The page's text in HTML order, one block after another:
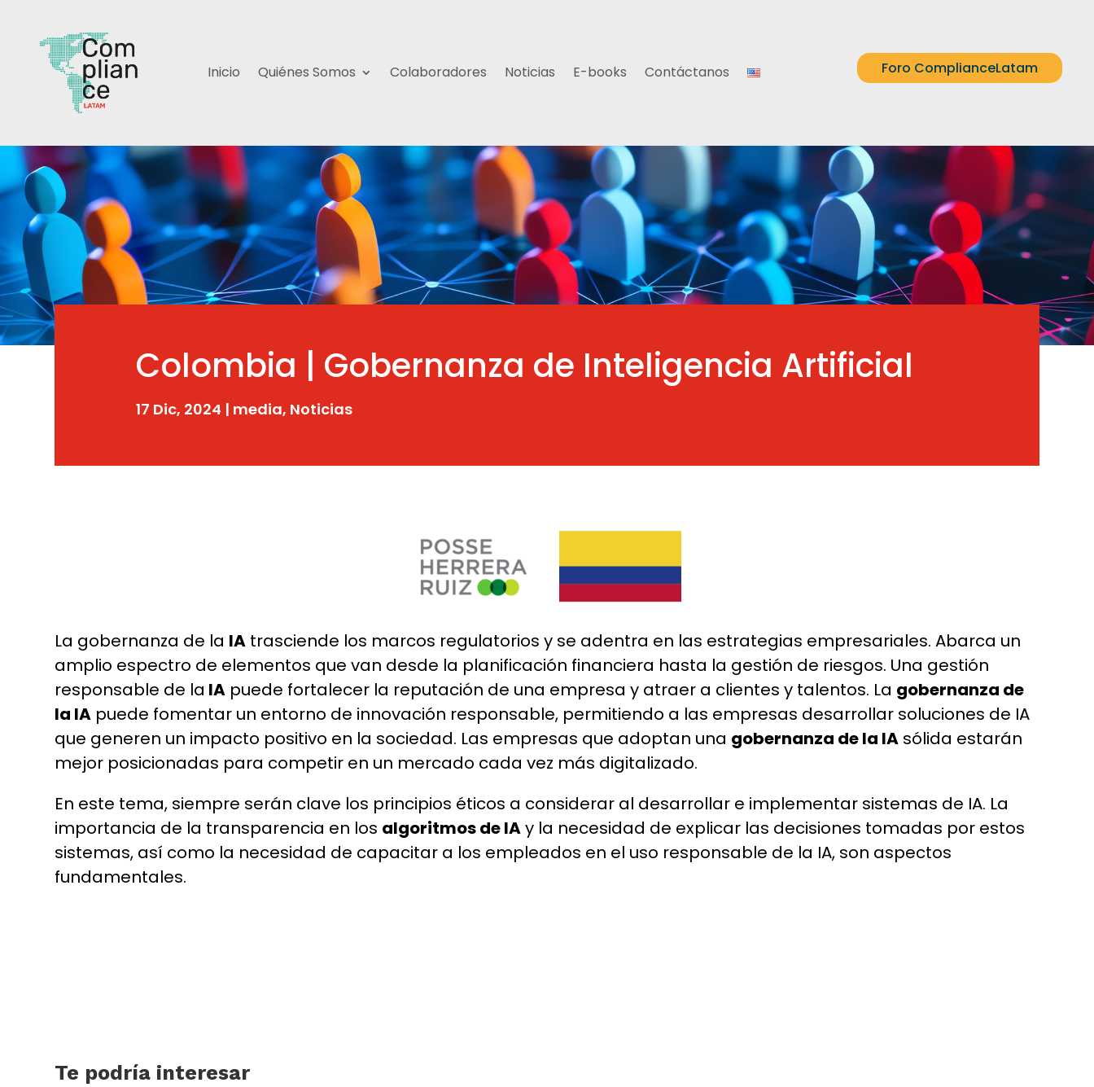
Inicio Quiénes Somos Colaboradores Noticias E-books Contáctanos Foro ComplianceLatam
Colombia | Gobernanza de Inteligencia Artificial
17 Dic, 2024 | media, Noticias
La gobernanza de la IA trasciende los marcos regulatorios y se adentra en las estrategias empresariales. Abarca un
amplio espectro de elementos que van desde la planificación financiera hasta la gestión de riesgos. Una gestión
responsable de la IA puede fortalecer la reputación de una empresa y atraer a clientes y talentos. La gobernanza de
la IA puede fomentar un entorno de innovación responsable, permitiendo a las empresas desarrollar soluciones de IA
que generen un impacto positivo en la sociedad. Las empresas que adoptan una gobernanza de la IA sólida estarán
mejor posicionadas para competir en un mercado cada vez más digitalizado.
En este tema, siempre serán clave los principios éticos a considerar al desarrollar e implementar sistemas de IA. La
importancia de la transparencia en los algoritmos de IAy la necesidad de explicar las decisiones tomadas por estos
sistemas, así como la necesidad de capacitar a los empleados en el uso responsable de la IA, son aspectos
fundamentales.
Te podría interesar